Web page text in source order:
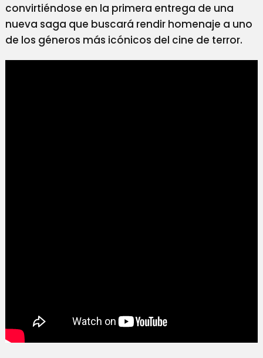
convirtiéndose en la primera entrega de una
nueva saga que buscará rendir homenaje a uno
de los géneros más icónicos del cine de terror.